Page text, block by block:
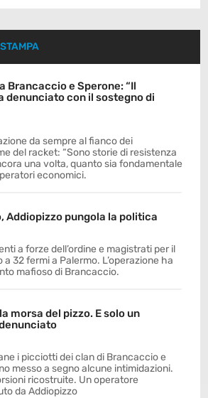
Brancaccio e Sperone: “Il
denunciato con il sostegno di
da sempre al fianco dei
del racket: “Sono storie di resistenza
una volta, quanto sia fondamentale
economici.
Addiopizzo pungola la politica
a forze dell’ordine e magistrati per il
32 fermi a Palermo. L’operazione ha
mafioso di Brancaccio.
morsa del pizzo. E solo un
i picciotti dei clan di Brancaccio e
messo a segno alcune intimidazioni.
ricostruite. Un operatore
da Addiopizzo